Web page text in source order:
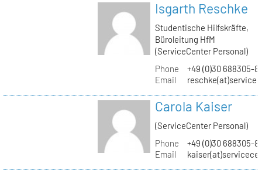
Isgarth Reschke
Studentische Hilfskräfte,
Büroleitung HfM
(ServiceCenter Personal)
Phone
+49 (0)30 688305-
Email
Carola Kaiser
(ServiceCenter Personal)
Phone
+49 (0)30 688305-
Email